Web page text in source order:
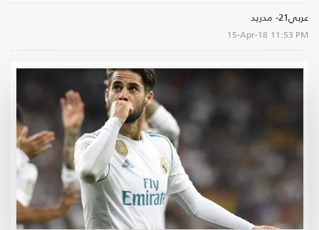
عربي21- مدريد
15-Apr-18 11:53 PM